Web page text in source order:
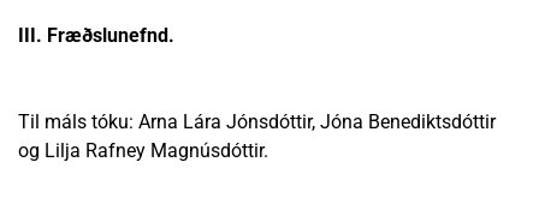
III. Fræðslunefnd.
Til máls tóku: Arna Lára Jónsdóttir, Jóna Benediktsdóttir
og Lilja Rafney Magnúsdóttir.